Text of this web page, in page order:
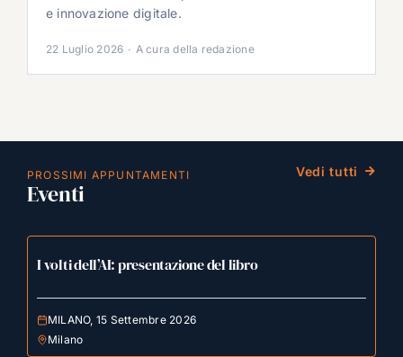
e innovazione digitale.
22 Luglio 2026 · A cura della redazione
PROSSIMI APPUNTAMENTI
Eventi
Vedi tutti
I volti dell’AI: presentazione del libro
MILANO, 15 Settembre 2026
Milano